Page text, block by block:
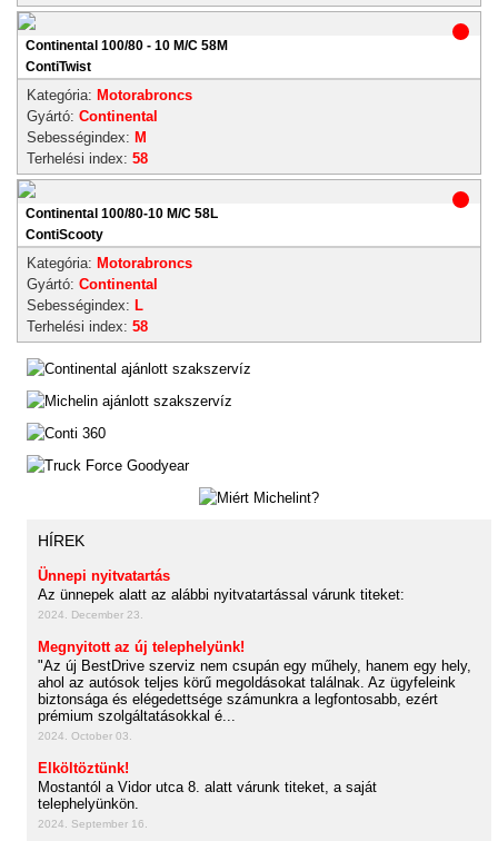
Continental 100/80 - 10 M/C 58M
ContiTwist
Kategória: Motorabroncs
Gyártó: Continental
Sebességindex: M
Terhelési index: 58
Continental 100/80-10 M/C 58L
ContiScooty
Kategória: Motorabroncs
Gyártó: Continental
Sebességindex: L
Terhelési index: 58
HÍREK
Ünnepi nyitvatartás
Az ünnepek alatt az alábbi nyitvatartással várunk titeket:
2024. December 23.
Megnyitott az új telephelyünk!
"Az új BestDrive szerviz nem csupán egy műhely, hanem egy hely,
ahol az autósok teljes körű megoldásokat találnak. Az ügyfeleink
biztonsága és elégedettsége számunkra a legfontosabb, ezért
prémium szolgáltatásokkal é...
2024. October 03.
Elköltöztünk!
Mostantól a Vidor utca 8. alatt várunk titeket, a saját
telephelyünkön.
2024. September 16.